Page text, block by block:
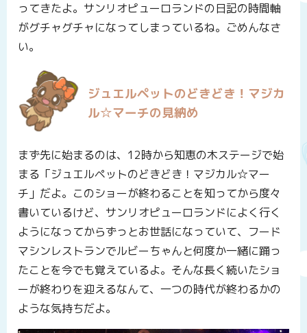
ってきたよ。サンリオピューロランドの日記の時間軸
がグチャグチャになってしまっているね。ごめんなさ
い。
ジュエルペットのどきどき！マジカ
ル☆マーチの見納め
まず先に始まるのは、12時から知恵の木ステージで始
まる「ジュエルペットのどきどき！マジカル☆マー
チ」だよ。このショーが終わることを知ってから度々
書いているけど、サンリオピューロランドによく行く
ようになってからずっとお世話になっていて、フード
マシンレストランでルビーちゃんと何度か一緒に踊っ
たことを今でも覚えているよ。そんな長く続いたショ
ーが終わりを迎えるなんて、一つの時代が終わるかの
ような気持ちだよ。